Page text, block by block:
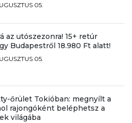
05.
az utószezonra! 15+ retúr
Budapestről 18.980 Ft alatt!
05.
őrület Tokióban: megnyílt a
rajongóként beléphetsz a
világába